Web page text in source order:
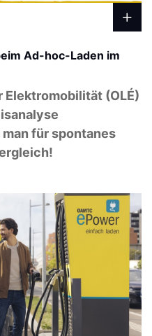
Ad-hoc-Laden im
(OLÉ)
für spontanes